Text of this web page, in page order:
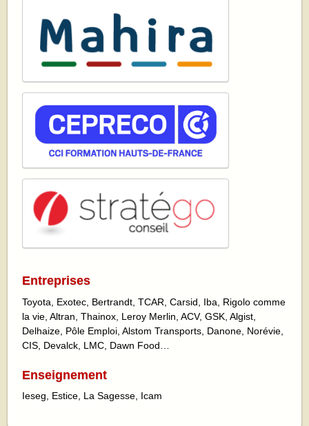
Entreprises
Toyota, Exotec, Bertrandt, TCAR, Carsid, Iba, Rigolo comme
la vie, Altran, Thainox, Leroy Merlin, ACV, GSK, Algist,
Delhaize, Pôle Emploi, Alstom Transports, Danone, Norévie,
CIS, Devalck, LMC, Dawn Food…
Enseignement
Ieseg, Estice, La Sagesse, Icam